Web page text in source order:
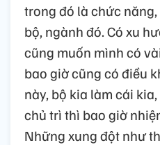
trong đó là chức
bộ, ngành đó. Có xu
cũng muốn mình có
bao giờ cũng có điều
này, bộ kia làm cái
chủ trì thì bao giờ
Những xung đột như